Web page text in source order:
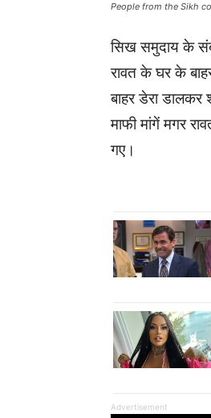
People from the Sikh
सिख समुदाय के
रावत के घर के
बाहर डेरा
माफी मांगें मगर
गए।
Advertisement